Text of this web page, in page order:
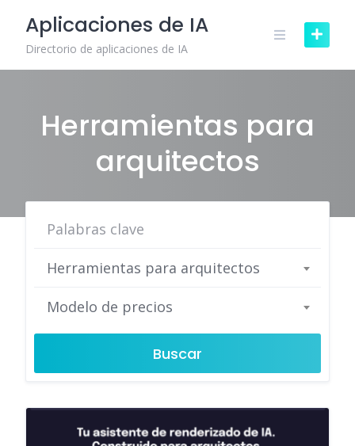
content
Aplicaciones de IA
Directorio de aplicaciones de IA
Herramientas para
arquitectos
Herramientas para arquitectos
Modelo de precios
Buscar